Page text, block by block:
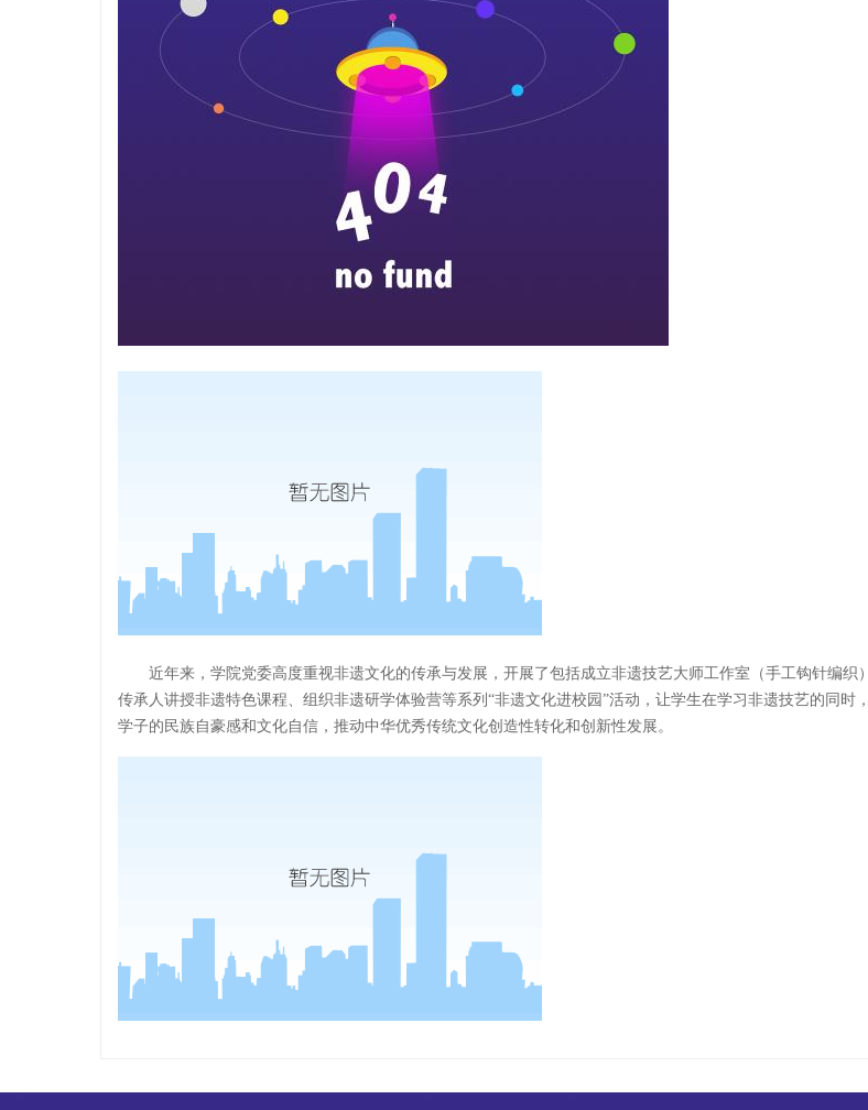
近年来，学院党委高度重视非遗文化的传承与发展，开展了包括成立非遗技艺大师工作室（手工钩针编织
传承人讲授非遗特色课程、组织非遗研学体验营等系列“非遗文化进校园”活动，让学生在学习非遗技艺的同时
学子的民族自豪感和文化自信，推动中华优秀传统文化创造性转化和创新性发展。